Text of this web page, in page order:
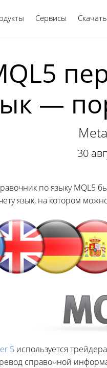
Сервисы Скачать
—
30
по языку MQL5
язык, на котором
5 используется
справочной